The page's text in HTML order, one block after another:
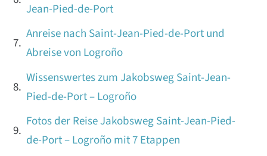
Jean-Pied-de-Port
Anreise nach Saint-Jean-Pied-de-Port und
Abreise von Logroño
Wissenswertes zum Jakobsweg Saint-Jean-
Pied-de-Port – Logroño
Fotos der Reise Jakobsweg Saint-Jean-Pied-
de-Port – Logroño mit 7 Etappen